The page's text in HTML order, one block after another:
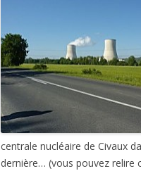
centrale nucléaire de Civaux
dernière… (vous pouvez relire